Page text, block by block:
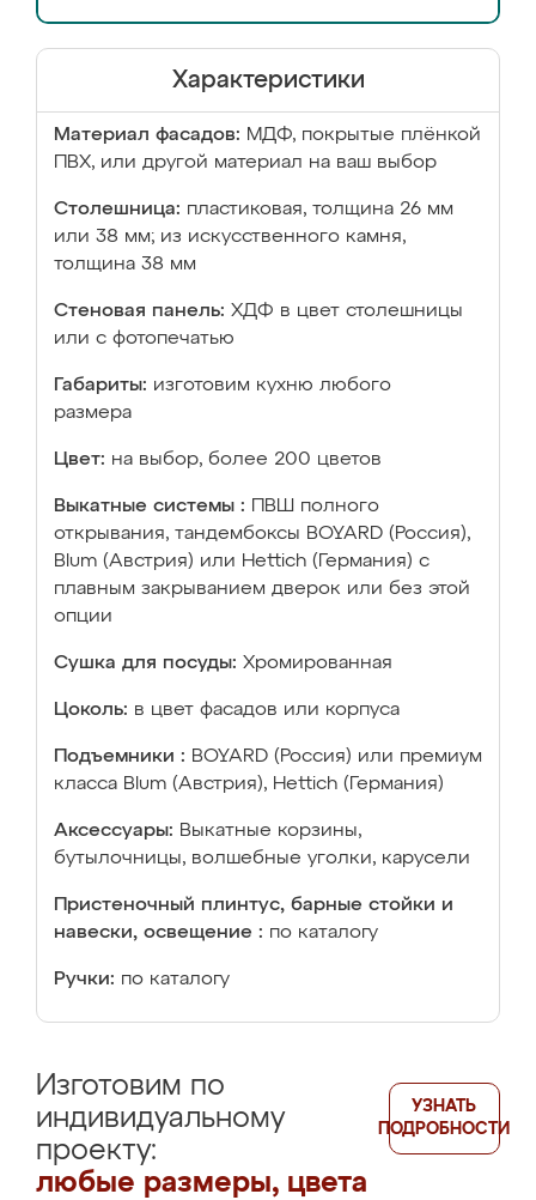
Характеристики
Материал фасадов: МДФ, покрытые плёнкой
ПВХ, или другой материал на ваш выбор
Столешница: пластиковая, толщина 26 мм
или 38 мм; из искусственного камня,
толщина 38 мм
Стеновая панель: ХДФ в цвет столешницы
или с фотопечатью
Габариты: изготовим кухню любого
размера
Цвет: на выбор, более 200 цветов
Выкатные системы :
ПВШ полного
открывания, тандембоксы BOYARD (Россия),
Blum (Австрия) или Hettich (Германия) с
плавным закрыванием дверок или без этой
опции
Сушка для посуды: Хромированная
Цоколь: в цвет фасадов или корпуса
Подъемники : BOYARD (Россия) или премиум
класса Blum (Австрия), Hettich (Германия)
Аксессуары: Выкатные корзины,
бутылочницы, волшебные уголки, карусели
Пристеночный плинтус, барные стойки и
навески, освещение : по каталогу
Ручки: по каталогу
Изготовим по
индивидуальному
проекту:
любые размеры, цвета
УЗНАТЬ
ПОДРОБНОСТИ